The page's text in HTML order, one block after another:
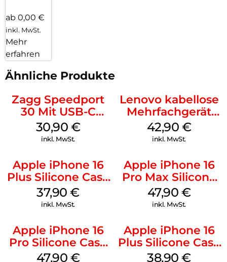
ab 0,00 €
inkl. MwSt.
Mehr
erfahren
Ähnliche Produkte
Zagg Speedport
30 Mit USB-C
Kabel Weiß
30,90 €
inkl. MwSt.
Lenovo kabellose
Mehrfachgerät
Luna Grey
42,90 €
inkl. MwSt.
Apple iPhone 16
Plus Silicone Case
MagSafe Lake
Green
37,90€
inkl. MwSt.
Apple iPhone 16
Pro Max Silicone
Case MagSafe
Black
47,90 €
inkl. MwSt.
Apple iPhone 16
Pro Silicone Case
MagSafe Denim
47,90 €
Apple iPhone 16
Plus Silicone Case
MagSafe Denim
38,90€